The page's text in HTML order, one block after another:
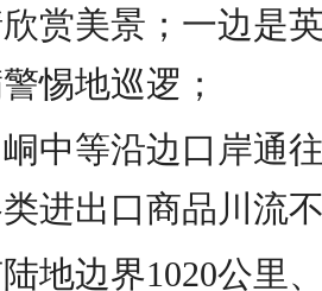
赏美景；一边是
惕地巡逻；
中等沿边口岸通
类进出口商品川
地边界1020公里